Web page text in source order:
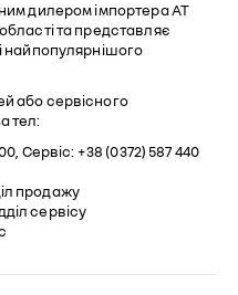
дилером імпортера АТ
та представляє
найпопулярнішого
або сервісного
тел:
Сервіс: +38 (0372) 587 440
продажу
сервісу